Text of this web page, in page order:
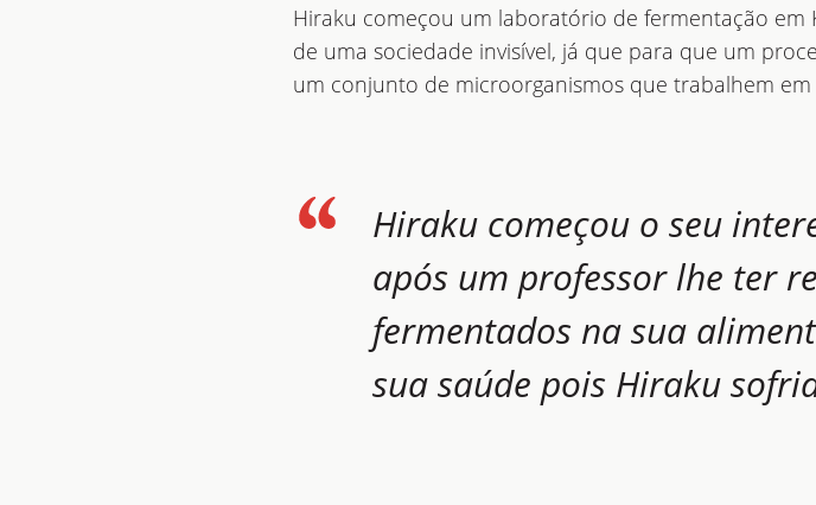
Hiraku começou um laboratório de fermentação em
de uma sociedade invisível, já que para que um
um conjunto de microorganismos que trabalhem
Hiraku começou o seu
após um professor lhe ter
fermentados na sua
sua saúde pois Hiraku